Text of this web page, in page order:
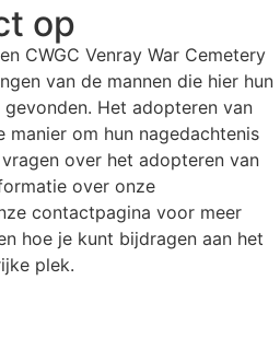
op
CWGC Venray War Cemetery
van de mannen die hier hun
Het adopteren van
manier om hun nagedachtenis
over het adopteren van
over onze
contactpagina voor meer
hoe je kunt bijdragen aan het
plek.